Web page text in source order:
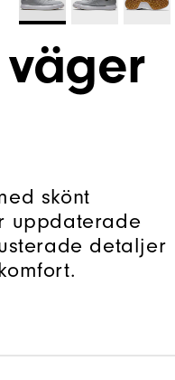
skönt
uppdaterade
detaljer